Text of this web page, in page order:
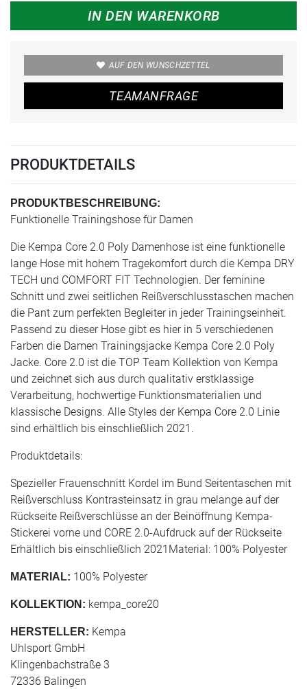
IN DEN WARENKORB
AUF DEN WUNSCHZETTEL
TEAMANFRAGE
PRODUKTDETAILS
PRODUKTBESCHREIBUNG:
Funktionelle Trainingshose für Damen
Die Kempa Core 2.0 Poly Damenhose ist eine funktionelle
lange Hose mit hohem Tragekomfort durch die Kempa DRY
TECH und COMFORT FIT Technologien. Der feminine
Schnitt und zwei seitlichen Reißverschlusstaschen machen
die Pant zum perfekten Begleiter in jeder Trainingseinheit.
Passend zu dieser Hose gibt es hier in 5 verschiedenen
Farben die Damen Trainingsjacke Kempa Core 2.0 Poly
Jacke. Core 2.0 ist die TOP Team Kollektion von Kempa
und zeichnet sich aus durch qualitativ erstklassige
Verarbeitung, hochwertige Funktionsmaterialien und
klassische Designs. Alle Styles der Kempa Core 2.0 Linie
sind erhältlich bis einschließlich 2021.
Produktdetails:
Spezieller Frauenschnitt Kordel im Bund Seitentaschen mit
Reißverschluss Kontrasteinsatz in grau melange auf der
Rückseite Reißverschlüsse an der Beinöffnung Kempa-
Stickerei vorne und CORE 2.0-Aufdruck auf der Rückseite
Erhältlich bis einschließlich 2021Material: 100% Polyester
MATERIAL: 100% Polyester
KOLLEKTION: kempa_core20
HERSTELLER: Kempa
Uhlsport GmbH
Klingenbachstraße 3
72336 Balingen